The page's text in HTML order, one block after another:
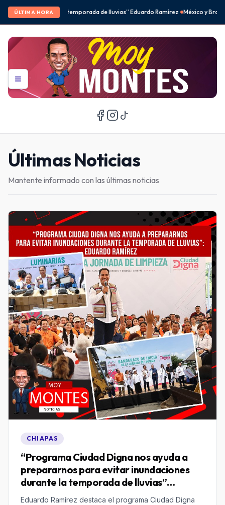
ÚLTIMA HORA
lluvias” Eduardo Ramírez México y Brasil desbancan a Corea del Sur en el
Últimas Noticias
Mantente informado con las últimas noticias
CHIAPAS
“Programa Ciudad Digna nos ayuda a
prepararnos para evitar inundaciones
durante la temporada de lluvias”
Eduardo Ramírez destaca el programa Ciudad Digna